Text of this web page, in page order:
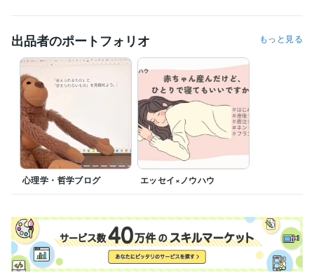
資格・検定
日商簿記検定1級 取得年 : 1997年
普通自動車第一種運転免許 取得年 : 2001年
上級心理カウンセラー 取得年 : 2016年
ビジネス・クリエイティブツール
Word:30年
Google ドキュメント:3年
Google スプレッドシート:0年 Canva:0年
得意分野
ライティング・翻訳 コピーライティング、エッセイスト
出品者のポートフォリオ もっと見る
心理学・哲学ブログ エッセイ×ノウハウ